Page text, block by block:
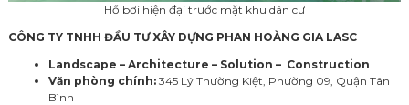
Hồ bơi hiện đại trước mặt khu dân cư
CÔNG TY TNHH ĐẦU TƯ XÂY DỰNG PHAN HOÀNG GIA LASC
Landscape – Architecture – Solution – Construction
Văn phòng chính: 345 Lý Thường Kiệt, Phường 09, Quận Tân
Bình